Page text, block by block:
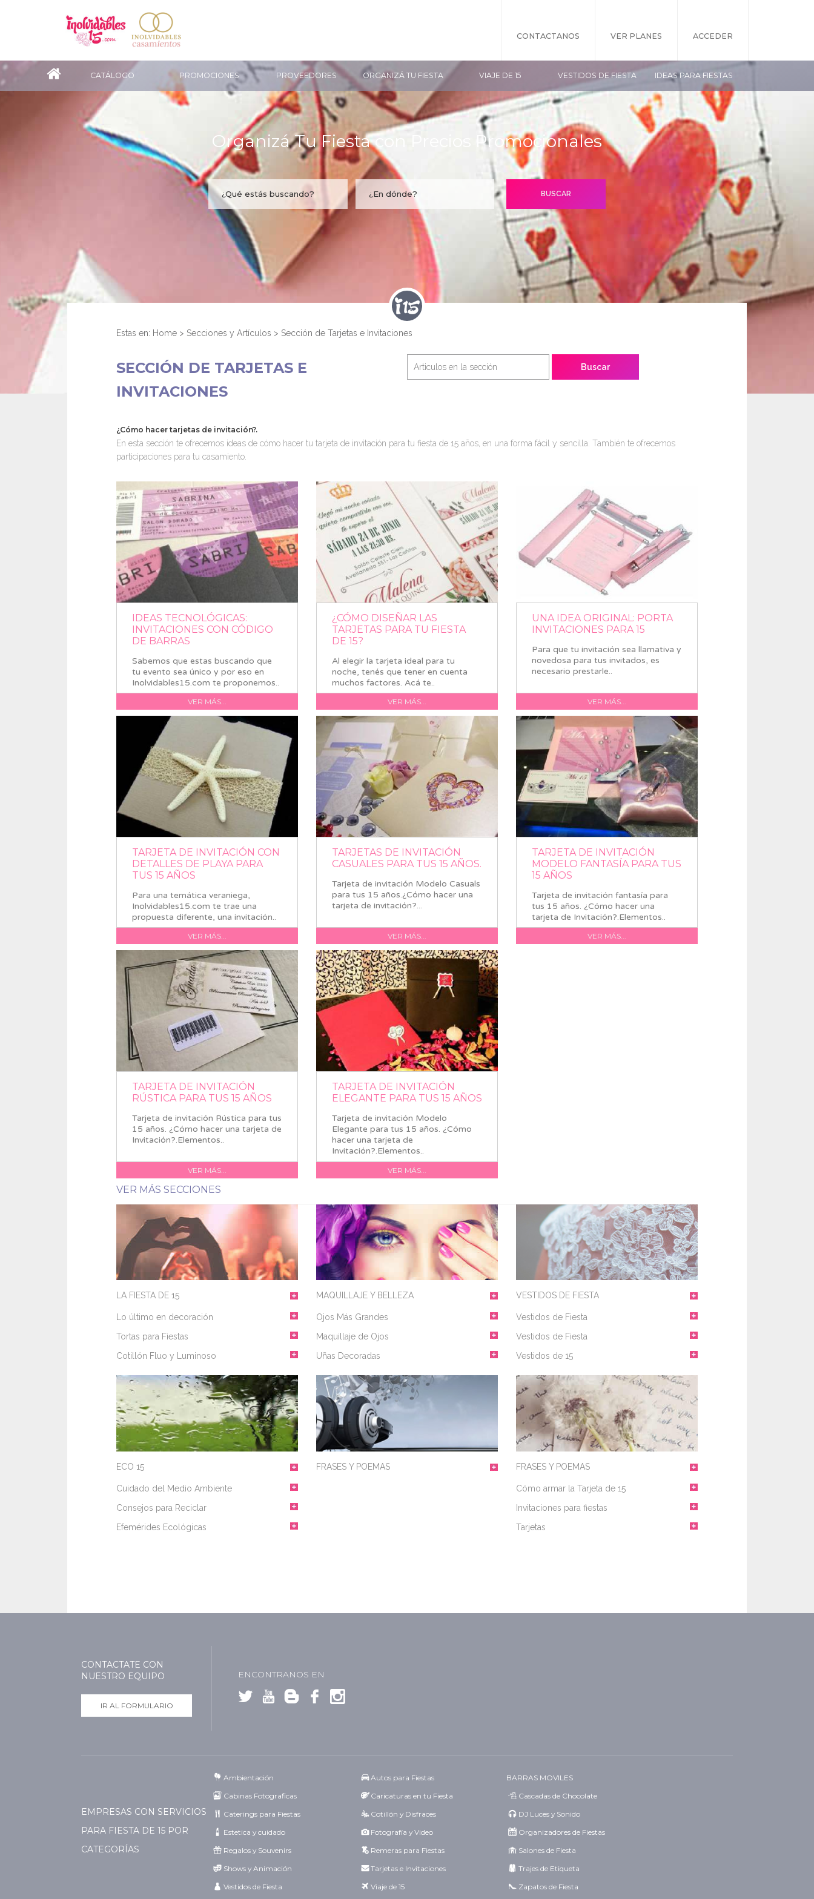
CONTACTANOS VER PLANES ACCEDER
CATÁLOGO PROMOCIONES PROVEEDORES ORGANIZÁ TU FIESTA VIAJE DE 15 VESTIDOS DE FIESTA IDEAS PARA FIESTAS
Organizá Tu Fiesta con Precios Promocionales
Estas en: Home > Secciones y Artículos > Sección de Tarjetas e Invitaciones
SECCIÓN DE TARJETAS E
INVITACIONES
¿Cómo hacer tarjetas de invitación?.
En esta sección te ofrecemos ideas de cómo hacer tu tarjeta de invitación para tu fiesta de 15 años, en una forma fácil y sencilla. También te ofrecemos
participaciones para tu casamiento.
IDEAS TECNOLÓGICAS:
INVITACIONES CON CÓDIGO
DE BARRAS
Sabemos que estas buscando que
tu evento sea único y por eso en
Inolvidables15.com te proponemos..
VER MÁS...
¿CÓMO DISEÑAR LAS
TARJETAS PARA TU FIESTA
DE 15?
Al elegir la tarjeta ideal para tu
noche, tenés que tener en cuenta
muchos factores. Acá te..
VER MÁS...
UNA IDEA ORIGINAL: PORTA
INVITACIONES PARA 15
Para que tu invitación sea llamativa y
novedosa para tus invitados, es
necesario prestarle..
VER MÁS...
TARJETA DE INVITACIÓN CON
DETALLES DE PLAYA PARA
TUS 15 AÑOS
Para una temática veraniega,
Inolvidables15.com te trae una
propuesta diferente, una invitación..
VER MÁS...
TARJETAS DE INVITACIÓN
CASUALES PARA TUS 15 AÑOS.
Tarjeta de invitación Modelo Casuals
para tus 15 años.¿Cómo hacer una
tarjeta de invitación?...
VER MÁS...
TARJETA DE INVITACIÓN
MODELO FANTASÍA PARA TUS
15 AÑOS
Tarjeta de invitación fantasía para
tus 15 años. ¿Cómo hacer una
tarjeta de Invitación?.Elementos..
VER MÁS...
TARJETA DE INVITACIÓN
RÚSTICA PARA TUS 15 AÑOS
Tarjeta de invitación Rústica para tus
15 años. ¿Cómo hacer una tarjeta de
Invitación?.Elementos..
VER MÁS...
TARJETA DE INVITACIÓN
ELEGANTE PARA TUS 15 AÑOS
Tarjeta de invitación Modelo
Elegante para tus 15 años. ¿Cómo
hacer una tarjeta de
Invitación?.Elementos..
VER MÁS...
VER MÁS SECCIONES
LA FIESTA DE 15
Lo último en decoración
Tortas para Fiestas
Cotillón Fluo y Luminoso
MAQUILLAJE Y BELLEZA
Ojos Más Grandes
Maquillaje de Ojos
Uñas Decoradas
VESTIDOS DE FIESTA
Vestidos de Fiesta
Vestidos de Fiesta
Vestidos de 15
ECO 15
Cuidado del Medio Ambiente
Consejos para Reciclar
Efemérides Ecológicas
FRASES Y POEMAS FRASES Y POEMAS
Cómo armar la Tarjeta de 15
Invitaciones para fiestas
Tarjetas
CONTACTATE CON
NUESTRO EQUIPO
IR AL FORMULARIO
ENCONTRANOS EN
EMPRESAS CON SERVICIOS
PARA FIESTA DE 15 POR
CATEGORÍAS
Ambientación Autos para Fiestas
BARRAS MOVILES
Cabinas Fotograficas
Caricaturas en tu Fiesta
Cascadas de Chocolate
Caterings para Fiestas
Cotillón y Disfraces
DJ Luces y Sonido
Estetica y cuidado
Fotografía y Video
Organizadores de Fiestas
Regalos y Souvenirs
Remeras para Fiestas
Salones de Fiesta
Shows y Animación
Tarjetas e Invitaciones
Trajes de Etiqueta
Vestidos de Fiesta
Viaje de 15 Zapatos de Fiesta